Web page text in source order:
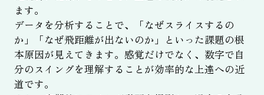
ます。
データを分析することで、「なぜスライスするの
か」「なぜ飛距離が出ないのか」といった課題の根
本原因が見えてきます。感覚だけでなく、数字で自
分のスイングを理解することが効率的な上達への近
道です。